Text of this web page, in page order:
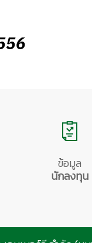
ข้อมูล
นักลงทุน